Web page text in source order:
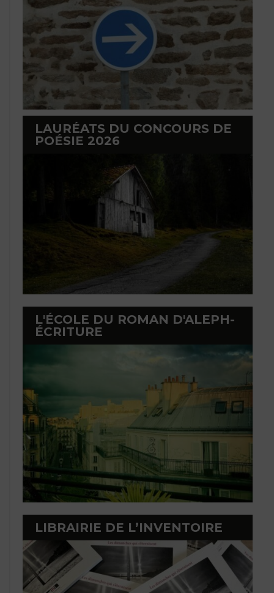
LAURÉATS DU CONCOURS DE
POÉSIE 2026
L'ÉCOLE DU ROMAN D'ALEPH-
ÉCRITURE
LIBRAIRIE DE L’INVENTOIRE